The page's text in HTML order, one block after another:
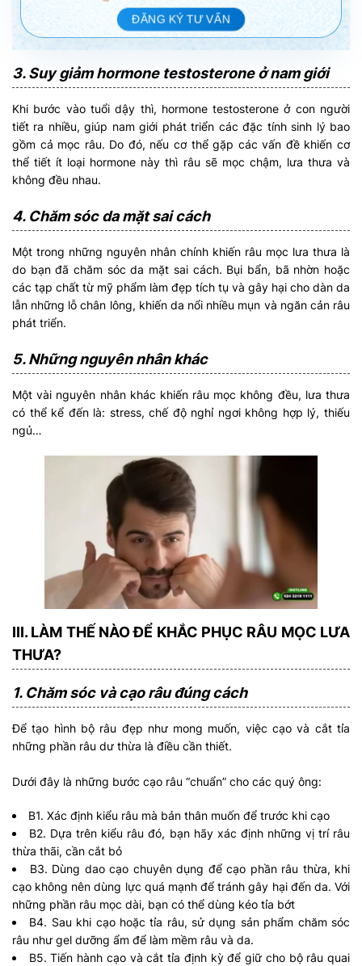
ĐĂNG KÝ TƯ VẤN
3. Suy giảm hormone testosterone ở nam giới
Khi bước vào tuổi dậy thì, hormone testosterone ở con người
tiết ra nhiều, giúp nam giới phát triển các đặc tính sinh lý bao
gồm cả mọc râu. Do đó, nếu cơ thể gặp các vấn đề khiến cơ
thể tiết ít loại hormone này thì râu sẽ mọc chậm, lưa thưa và
không đều nhau.
4. Chăm sóc da mặt sai cách
Một trong những nguyên nhân chính khiến râu mọc lưa thưa là
do bạn đã chăm sóc da mặt sai cách. Bụi bẩn, bã nhờn hoặc
các tạp chất từ mỹ phẩm làm đẹp tích tụ và gây hại cho dàn da
lẫn những lỗ chân lông, khiến da nổi nhiều mụn và ngăn cản râu
phát triển.
5. Những nguyên nhân khác
Một vài nguyên nhân khác khiến râu mọc không đều, lưa thưa
có thể kể đến là: stress, chế độ nghỉ ngơi không hợp lý, thiếu
ngủ…
III. LÀM THẾ NÀO ĐỂ KHẮC PHỤC RÂU MỌC LƯA
THƯA?
1. Chăm sóc và cạo râu đúng cách
Để tạo hình bộ râu đẹp như mong muốn, việc cạo và cắt tỉa
những phần râu dư thừa là điều cần thiết.
Dưới đây là những bước cạo râu “chuẩn” cho các quý ông:
B1. Xác định kiểu râu mà bản thân muốn để trước khi cạo
B2. Dựa trên kiểu râu đó, bạn hãy xác định những vị trí râu
thừa thãi, cần cắt bỏ
B3. Dùng dao cạo chuyên dụng để cạo phần râu thừa, khi
cạo không nên dùng lực quá mạnh để tránh gây hại đến da. Với
những phần râu mọc dài, bạn có thể dùng kéo tỉa bớt
B4. Sau khi cạo hoặc tỉa râu, sử dụng sản phẩm chăm sóc
râu như gel dưỡng ẩm để làm mềm râu và da.
B5. Tiến hành cạo và cắt tỉa định kỳ để giữ cho bộ râu quai